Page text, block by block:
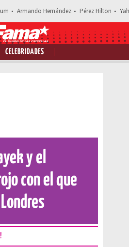
Armando Hernández Pérez Hilton
CELEBRIDADES
Comparte esta noticia
y el
con el que